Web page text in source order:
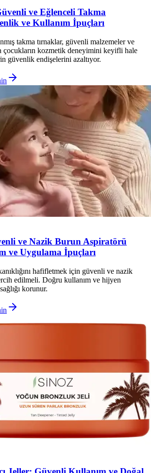
ve Eğlenceli Takma
ve Kullanım İpuçları
takma tırnaklar, güvenli malzemeler ve
çocukların kozmetik deneyimini keyifli hale
güvenlik endişelerini azaltıyor.
ve Nazik Burun Aspiratörü
ve Uygulama İpuçları
hafifletmek için güvenli ve nazik
edilmeli. Doğru kullanım ve hijyen
korunur.